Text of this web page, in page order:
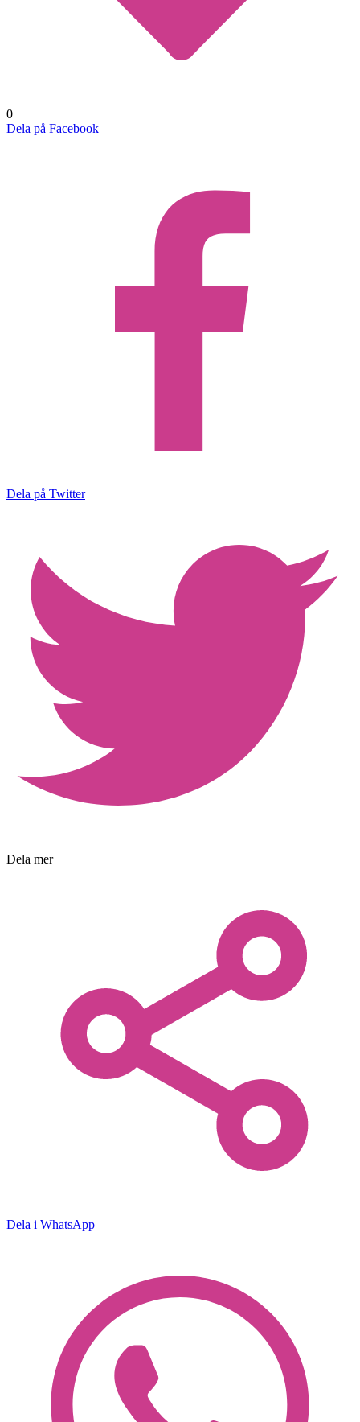
0
Dela på Facebook
Dela på Twitter
Dela mer
Dela i WhatsApp